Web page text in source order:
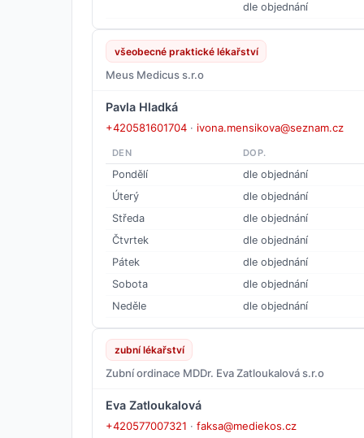
dle objednání
všeobecné praktické lékařství
Meus Medicus s.r.o
Pavla Hladká
+420581601704 · ivona.mensikova@seznam.cz
DEN DOP.
Pondělí
dle objednání
Úterý
dle objednání
Středa
dle objednání
Čtvrtek
dle objednání
Pátek
dle objednání
Sobota
dle objednání
Neděle
dle objednání
zubní lékařství
Zubní ordinace MDDr. Eva Zatloukalová s.r.o
Eva Zatloukalová
+420577007321 · faksa@mediekos.cz